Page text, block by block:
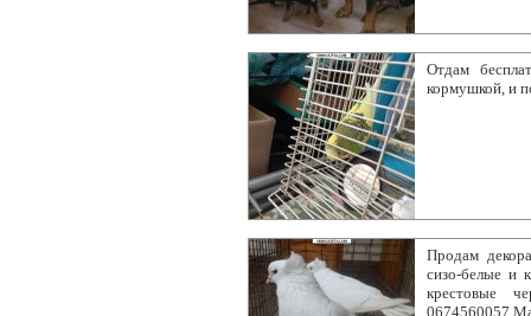
Отдам
кормушкой, и
Продам
сизо-белые и
крестовые
0674560057